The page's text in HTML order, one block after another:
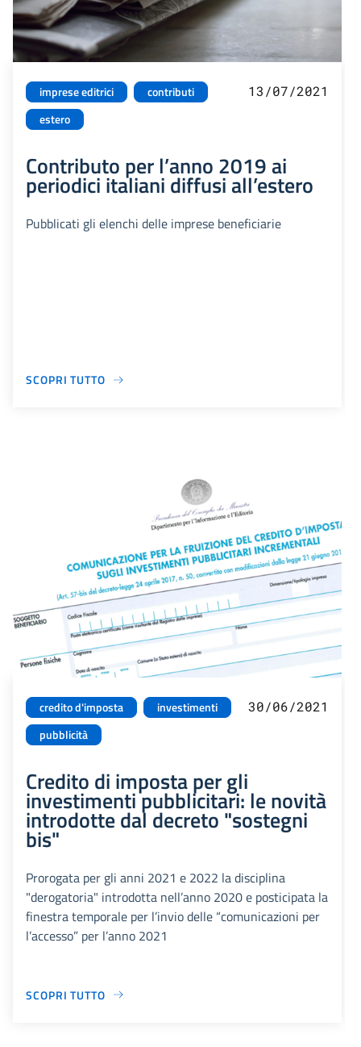
imprese editrici
contributi
estero
13/07/2021
Contributo per l’anno 2019 ai
periodici italiani diffusi all’estero
Pubblicati gli elenchi delle imprese beneficiarie
SCOPRI TUTTO
credito d'imposta
investimenti
pubblicità
30/06/2021
Credito di imposta per gli
investimenti pubblicitari: le novità
introdotte dal decreto "sostegni
bis"
Prorogata per gli anni 2021 e 2022 la disciplina
"derogatoria" introdotta nell’anno 2020 e posticipata la
finestra temporale per l’invio delle “comunicazioni per
l’accesso” per l’anno 2021
SCOPRI TUTTO